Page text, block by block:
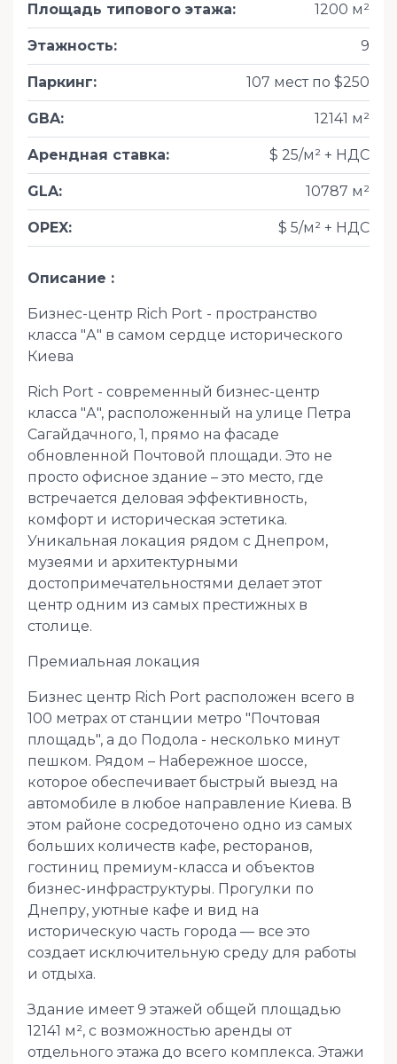
Площадь типового этажа: 1200 м²
Этажность: 9
Паркинг: 107 мест по $250
GBA: 12141 м²
Арендная ставка: $ 25/м² + НДС
GLA: 10787 м²
OPEX: $ 5/м² + НДС
Описание
Бизнес-центр Rich Port - пространство
класса "А" в самом сердце исторического
Киева
Rich Port - современный бизнес-центр
класса "А", расположенный на улице Петра
Сагайдачного, 1, прямо на фасаде
обновленной Почтовой площади. Это не
просто офисное здание – это место, где
встречается деловая эффективность,
комфорт и историческая эстетика.
Уникальная локация рядом с Днепром,
музеями и архитектурными
достопримечательностями делает этот
центр одним из самых престижных в
столице.
Премиальная локация
Бизнес центр Rich Port расположен всего в
100 метрах от станции метро "Почтовая
площадь", а до Подола - несколько минут
пешком. Рядом – Набережное шоссе,
которое обеспечивает быстрый выезд на
автомобиле в любое направление Киева. В
этом районе сосредоточено одно из самых
больших количеств кафе, ресторанов,
гостиниц премиум-класса и объектов
бизнес-инфраструктуры. Прогулки по
Днепру, уютные кафе и вид на
историческую часть города — все это
создает исключительную среду для работы
и отдыха.
Здание имеет 9 этажей общей площадью
12141 м², с возможностью аренды от
отдельного этажа до всего комплекса. Этажи